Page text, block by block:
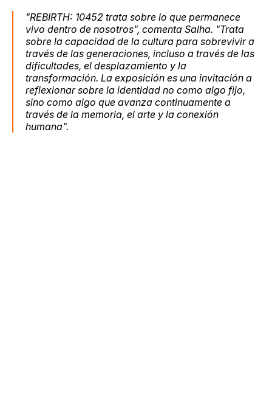
"REBIRTH: 10452 trata sobre lo que permanece
vivo dentro de nosotros", comenta Salha. "Trata
sobre la capacidad de la cultura para sobrevivir a
través de las generaciones, incluso a través de las
dificultades, el desplazamiento y la
transformación. La exposición es una invitación a
reflexionar sobre la identidad no como algo fijo,
sino como algo que avanza continuamente a
través de la memoria, el arte y la conexión
humana".